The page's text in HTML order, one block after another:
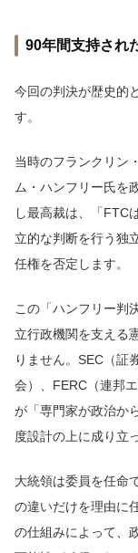
90年間支持され
今回の判決が歴史的
す。
当時のフランクリン
ム・ハンフリー氏を
し最高裁は、「FTC
立的な判断を行う独
任権を否定します。
この「ハンフリー判
立行政機関を支える
りません。SEC（証
会）、FERC（連邦
が「専門家が政治か
度設計の上に成り立
大統領は委員を任命
の違いだけを理由に
の仕組みによって、